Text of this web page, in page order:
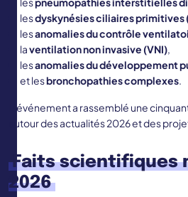
lesdyskynésies ciliaires primitives
lesanomalies du contrôle
laventilation non invasive (VNI),
lesanomalies du développement
et lesbronchopathies complexes.
L’événement a rassemblé une
autour des actualités 2026 et des
Faits scientifiques
2026